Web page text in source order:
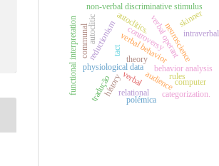
behavior analysis
neuroscience
physiological data
reductionism
audience
verbal behavior
verbal operant
non-verbal discriminative stimulus
rules
tact
autoclitics.
computer
verbal
intraverbal
categorization.
tradução
functional interpretation autoclitic skinner
history
theory
relational
communal
polémica
controversy